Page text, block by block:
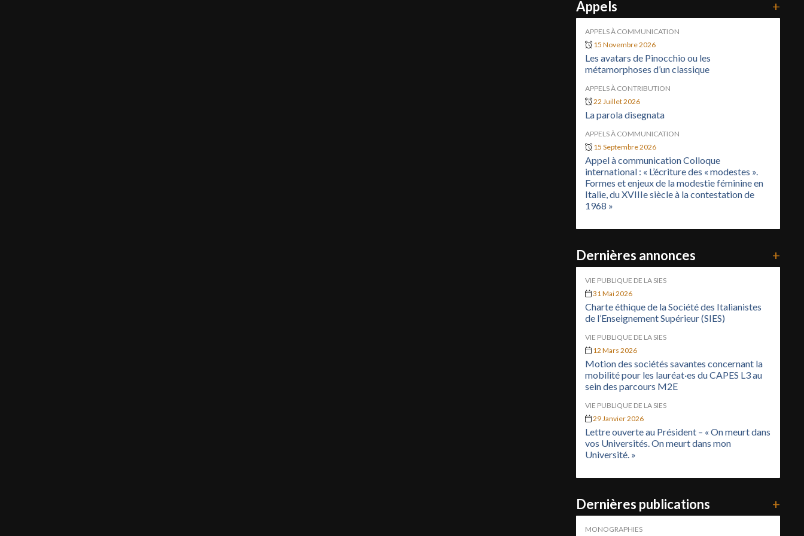
Appels +
APPELS À COMMUNICATION
15 Novembre 2026
Les avatars de Pinocchio ou les
métamorphoses d’un classique
APPELS À CONTRIBUTION
22 Juillet 2026
La parola disegnata
APPELS À COMMUNICATION
15 Septembre 2026
Appel à communication Colloque
international : « L’écriture des « modestes ».
Formes et enjeux de la modestie féminine en
Italie, du XVIIIe siècle à la contestation de
1968 »
Dernières annonces +
VIE PUBLIQUE DE LA SIES
31 Mai 2026
Charte éthique de la Société des Italianistes
de l’Enseignement Supérieur (SIES)
VIE PUBLIQUE DE LA SIES
12 Mars 2026
Motion des sociétés savantes concernant la
mobilité pour les lauréat·es du CAPES L3 au
sein des parcours M2E
VIE PUBLIQUE DE LA SIES
29 Janvier 2026
Lettre ouverte au Président – « On meurt dans
vos Universités. On meurt dans mon
Université. »
Dernières publications +
MONOGRAPHIES